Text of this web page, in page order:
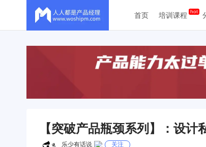
首页 培训课程
【突破产品瓶颈系列】：设
乐少有话说
关注